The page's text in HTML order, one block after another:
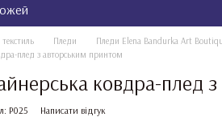
Пледи
Пледи Elena Bandurka Art
плед з авторським принтом
ковдра-плед
Р025 Написати відгук